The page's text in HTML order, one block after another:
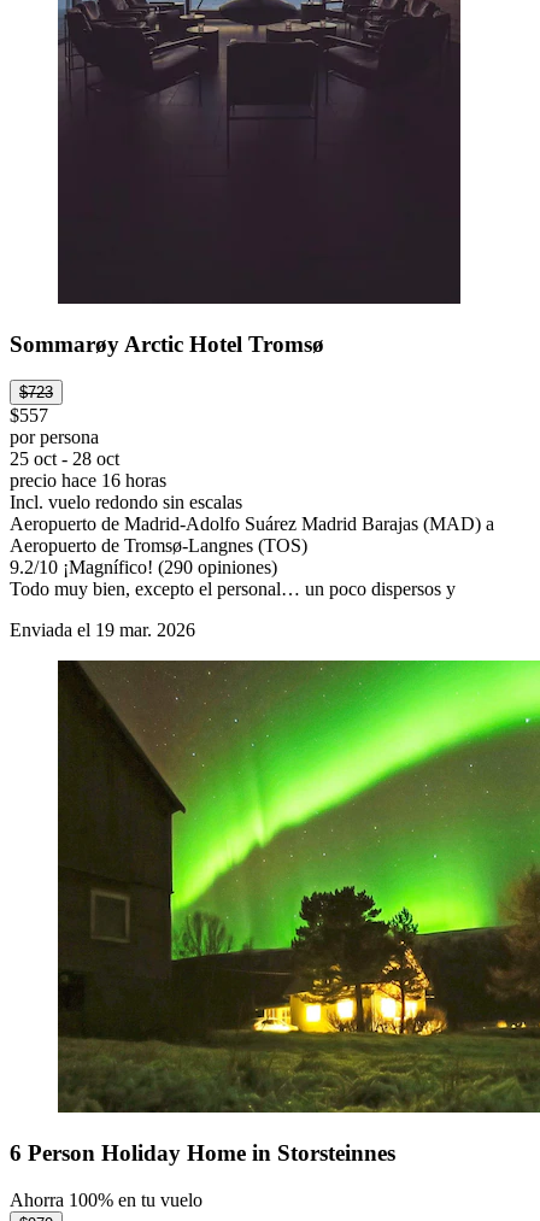
Sommarøy Arctic Hotel Tromsø
$723
$557
por persona
25 oct - 28 oct
precio hace 16 horas
Incl. vuelo redondo sin escalas
Aeropuerto de Madrid-Adolfo Suárez Madrid Barajas (MAD) a
Aeropuerto de Tromsø-Langnes (TOS)
9.2/10 ¡Magnífico! (290 opiniones)
Todo muy bien, excepto el personal… un poco dispersos y
Enviada el 19 mar. 2026
6 Person Holiday Home in Storsteinnes
Ahorra 100% en tu vuelo